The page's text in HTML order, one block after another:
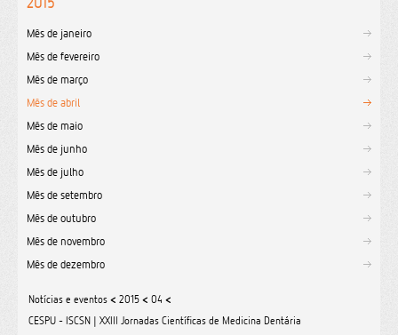
Formação
CESPU
Sites do grupo
Utilizador
Contactos
Mês de janeiro
Mês de fevereiro
Mês de março
Mês de abril
Mês de maio
Mês de junho
Mês de julho
Mês de setembro
Mês de outubro
Mês de novembro
Mês de dezembro
Notícias e eventos < 2015 < 04 <
CESPU - ISCSN | XXIII Jornadas Científicas de Medicina Dentária